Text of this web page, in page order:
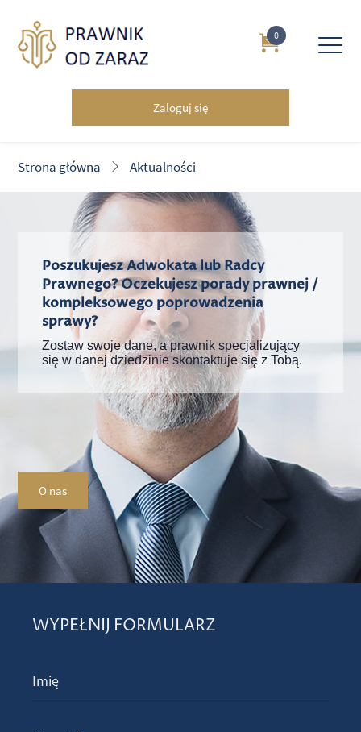
0
Zaloguj się
Strona główna Aktualności
Poszukujesz Adwokata lub Radcy
Prawnego? Oczekujesz porady prawnej /
kompleksowego poprowadzenia
sprawy?
Zostaw swoje dane, a prawnik specjalizujący
się w danej dziedzinie skontaktuje się z Tobą.
O nas
WYPEŁNIJ FORMULARZ